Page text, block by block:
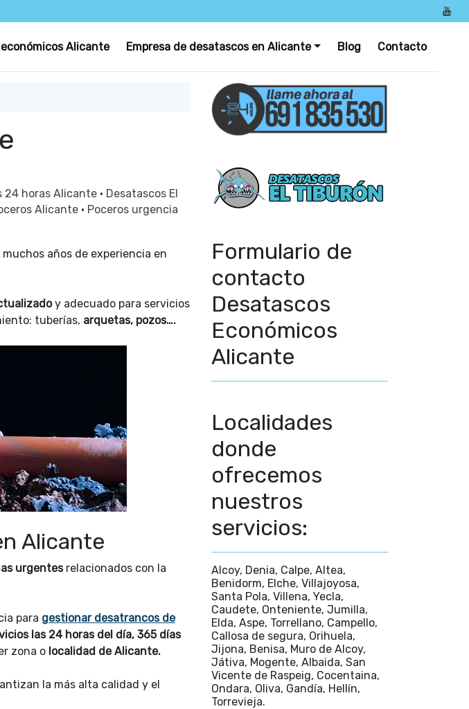
Alicante Empresa de desatascos en Alicante Blog Contacto
24 horas Alicante · Desatascos El
Alicante · Poceros urgencia
años de experiencia en
y adecuado para servicios
tuberías, arquetas, pozos….
Alicante
urgentesrelacionados con la
para gestionar desatrancos de
las 24 horas del día, 365 días
zona o localidad de Alicante.
la más alta calidad y el
Formulario de
contacto
Desatascos
Económicos
Alicante
Localidades
donde
ofrecemos
nuestros
servicios:
Alcoy, Denia, Calpe, Altea,
Benidorm, Elche, Villajoyosa,
Santa Pola, Villena, Yecla,
Caudete, Onteniente, Jumilla,
Elda, Aspe, Torrellano, Campello,
Callosa de segura, Orihuela,
Jijona, Benisa, Muro de Alcoy,
Játiva, Mogente, Albaida, San
Vicente de Raspeig, Cocentaina,
Ondara, Oliva, Gandía, Hellín,
Torrevieja.